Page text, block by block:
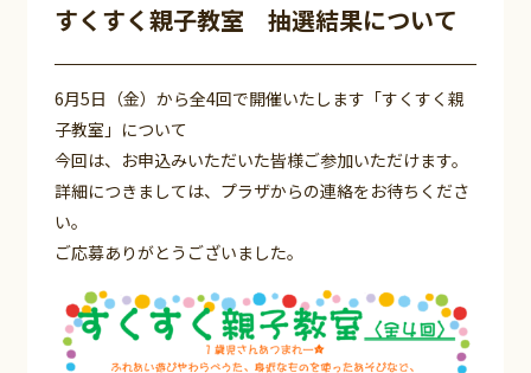
すくすく親子教室 抽選結果について
6月5日（金）から全4回で開催いたします「すくすく親
子教室」について
今回は、お申込みいただいた皆様ご参加いただけます。
詳細につきましては、プラザからの連絡をお待ちくださ
い。
ご応募ありがとうございました。